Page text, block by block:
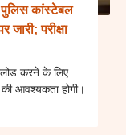
कांस्टेबल
परीक्षा
करने के लिए
आवश्यकता होगी।